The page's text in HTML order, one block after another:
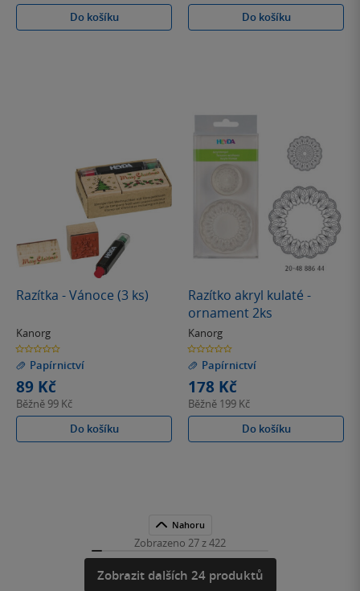
Do košíku
Do košíku
Razítka - Vánoce (3 ks)
Kanorg
0.0
z
5
hvězdiček
Papírnictví
89 Kč
Běžně 99 Kč
Do košíku
Razítko akryl kulaté -
ornament 2ks
Kanorg
0.0
z
5
hvězdiček
Papírnictví
178 Kč
Běžně 199 Kč
Do košíku
Nahoru
Zobrazeno 27 z 422
Zobrazit dalších 24 produktů